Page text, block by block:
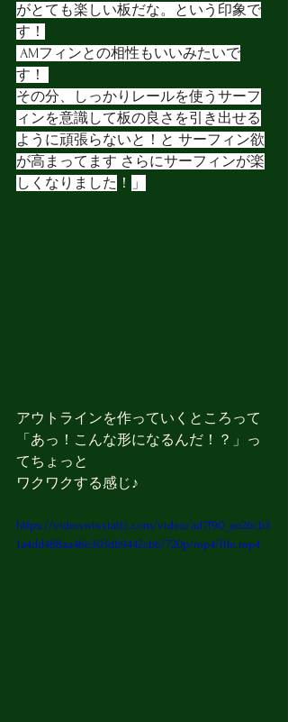
がとても楽しい板だな。という印象で
す！
す！
その分、しっかりレールを使うサーフ
ィンを意識して板の良さを引き出せる
ように頑張らないと！と サーフィン欲
が高まってます さらにサーフィンが楽
しくなりました ！ 」
アウトラインを作っていくところって
「あっ！こんな形になるんだ！？」っ
てちょっと
ワクワクする感じ♪
https://video.wixstatic.com/video/ad7f90_ae26cb3
1a4dd488aa48e303db9442cb6/720p/mp4/file.mp4